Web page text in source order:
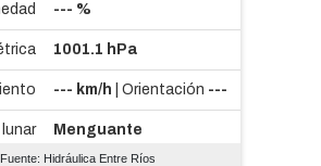
Fuente: Hidráulica Entre Ríos